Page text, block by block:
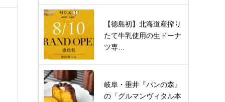
【徳島初】北海道産搾り
たて牛乳使用の生ドーナ
ツ専…
岐阜・垂井『パンの森』
の「グルマンヴィタル本